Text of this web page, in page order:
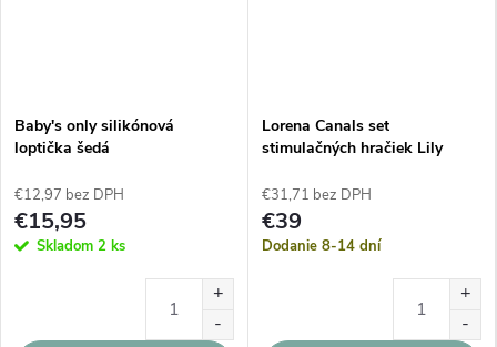
Baby's only silikónová
loptička šedá
€12,97 bez DPH
€15,95
Skladom 2 ks
Lorena Canals set
stimulačných hračiek Lily
€31,71 bez DPH
€39
Dodanie 8-14 dní